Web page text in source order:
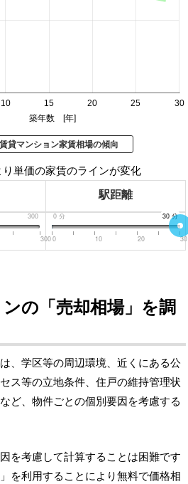
10 15 20 25 30
築年数 [年]
貸マンション家賃相場の傾向
単価の家賃のラインが変化
駅距離
300
300
0 分 30 分
30 分
0 10 20 30
の「売却相場」を調
、学区等の周辺環境、近くにある公
ス等の立地条件、住戸の維持管理状
ど、物件ごとの個別要因を考慮する
を考慮して計算することは困難です
」を利用することにより無料で価格相